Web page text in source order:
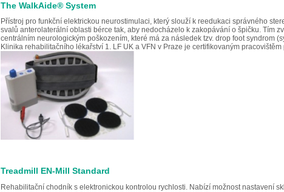
The WalkAide® System
Přístroj pro funkční elektrickou neurostimulaci, který slouží k reedukaci správného
svalů anterolaterální oblasti bérce tak, aby nedocházelo k zakopávání o špičku. Tím
centrálním neurologickým poškozením, které má za následek tzv. drop foot syndrom
Klinika rehabilitačního lékařství 1. LF UK a VFN v Praze je certifikovaným
Treadmill EN-Mill Standard
Rehabilitační chodník s elektronickou kontrolou rychlosti. Nabízí možnost nastavení